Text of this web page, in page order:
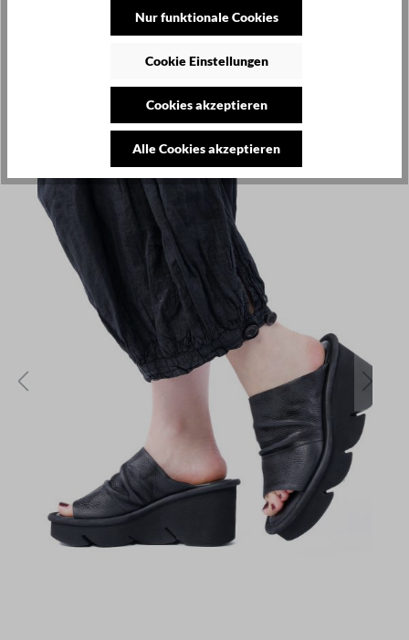
SALE PRODUKTE
Produktgalerie überspringen
Nur funktionale Cookies
Cookie Einstellungen
Cookies akzeptieren
Alle Cookies akzeptieren